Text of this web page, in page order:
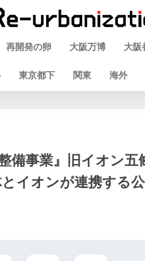
再開発の卵 大阪万博 大阪
東京都下 関東 海外
備事業』旧イオン五
イオンが連携する